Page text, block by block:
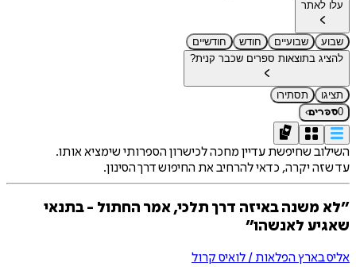
עלו לאתר
שבוע שבועיים חודש
חודשיים
להציג בתוצאות ספרים שכבר קנית?
תציגו
תסתירו
0ספרים›
השילוב שחיפשת עדיין מחכה לכישרון הספרותי שימציא אותו.
עד שזה יקרה, כדאי להרחיב את החיפוש דרך הסינון.
״לא משנה באיזה דרך תלכי, אמר החתול - בתנאי
שאגיע לאנשהו״
אליס בארץ הפלאות / לואיס קרול